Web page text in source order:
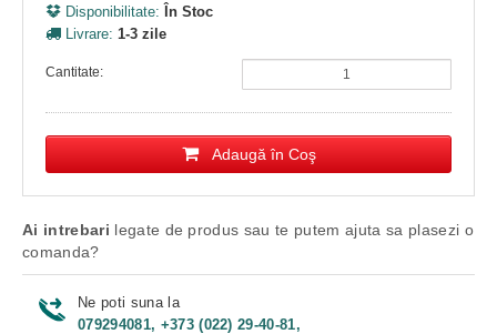
Disponibilitate: În Stoc
Livrare: 1-3 zile
Cantitate:
Adaugă în Coş
Ai intrebari legate de produs sau te putem ajuta sa plasezi o
comanda?
Ne poti suna la
079294081, +373 (022) 29-40-81,